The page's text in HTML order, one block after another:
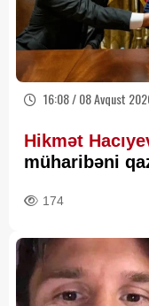
16:08 / 08 Avqust
Hikmət
müharibəni
174